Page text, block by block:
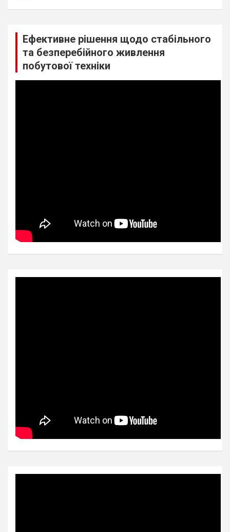
Ефективне рішення щодо стабільного
та безперебійного живлення
побутової техніки